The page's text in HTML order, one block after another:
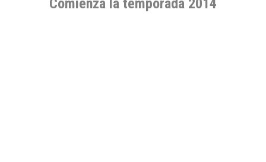
Comienza la temporada 2014